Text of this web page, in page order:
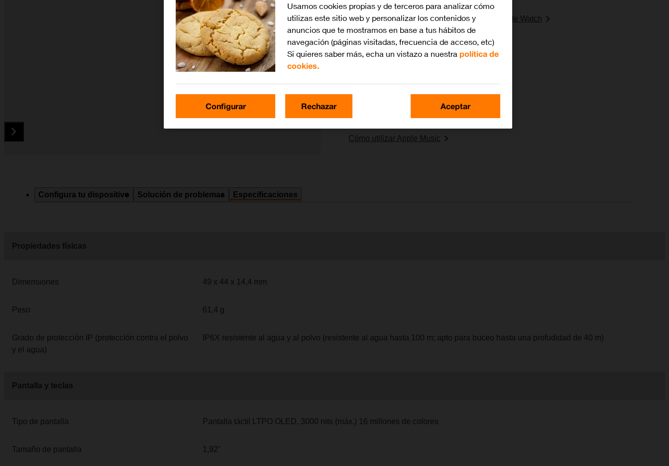
Cómo utilizar la pantalla y los botones del Apple Watch
Cómo realizar llamadas
Cómo utilizar Apple Music
Configura tu dispositivo Solución de problemas Especificaciones
Propiedades físicas
Dimensiones 49 x 44 x 14,4 mm
Peso 61,4 g
Grado de protección IP (protección contra el polvo
y el agua)
IP6X resistente al agua y al polvo (resistente al agua hasta 100 m; apto para buceo hasta una profudidad de 40 m)
Pantalla y teclas
Tipo de pantalla Pantalla táctil LTPO OLED, 3000 nits (máx.) 16 millones de colores
Tamaño de pantalla 1,92"
Usamos cookies propias y de terceros para analizar cómo
utilizas este sitio web y personalizar los contenidos y
anuncios que te mostramos en base a tus hábitos de
navegación (páginas visitadas, frecuencia de acceso, etc)
Si quieres saber más, echa un vistazo a nuestra política de
cookies.
Configurar Rechazar Aceptar